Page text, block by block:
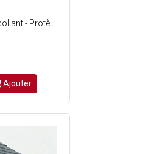
Ajouter